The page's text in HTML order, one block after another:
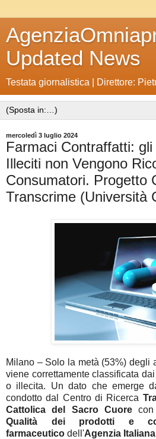
Updated News
Testata giornalistica | Direttore:
mercoledì 3 luglio 2024
Farmaci Contraffatti:
Illeciti non Vengono
Consumatori. Progetto
Transcrime (Università
Milano – Solo la metà (53%) degli
viene correttamente classificata
o illecita. Un dato che emerge
condotto dal Centro di Ricerca
Cattolica del Sacro Cuorecon
Qualità dei prodotti e
farmaceutico dell'Agenzia